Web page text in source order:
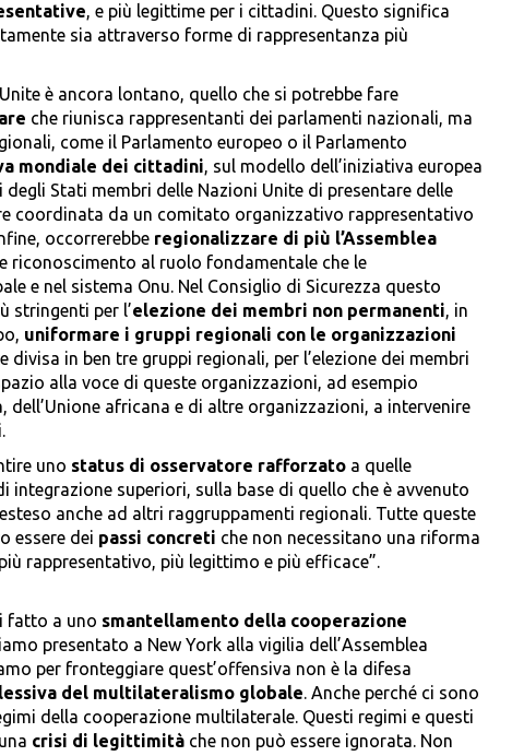
, e più legittime per i cittadini. Questo significa
sia attraverso forme di rappresentanza più
è ancora lontano, quello che si potrebbe fare
che riunisca rappresentanti dei parlamenti nazionali, ma
come il Parlamento europeo o il Parlamento
mondiale dei cittadini, sul modello dell’iniziativa europea
Stati membri delle Nazioni Unite di presentare delle
coordinata da un comitato organizzativo rappresentativo
occorrerebbe regionalizzare di più l’Assemblea
riconoscimento al ruolo fondamentale che le
e nel sistema Onu. Nel Consiglio di Sicurezza questo
stringenti per l’elezione dei membri non permanenti, in
uniformare i gruppi regionali con le organizzazioni
divisa in ben tre gruppi regionali, per l’elezione dei membri
alla voce di queste organizzazioni, ad esempio
africana e di altre organizzazioni, a intervenire
uno status di osservatore rafforzato a quelle
superiori, sulla base di quello che è avvenuto
anche ad altri raggruppamenti regionali. Tutte queste
essere dei passi concreti che non necessitano una riforma
rappresentativo, più legittimo e più efficace”.
fatto a uno smantellamento della cooperazione
presentato a New York alla vigilia dell’Assemblea
per fronteggiare quest’offensiva non è la difesa
del multilateralismo globale. Anche perché ci sono
della cooperazione multilaterale. Questi regimi e questi
crisi di legittimità che non può essere ignorata. Non